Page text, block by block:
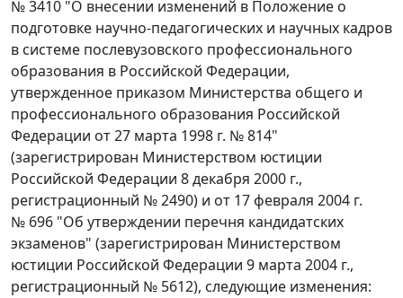
№ 3410 "О внесении изменений в Положение о
подготовке научно-педагогических и научных кадров
в системе послевузовского профессионального
образования в Российской Федерации,
утвержденное приказом Министерства общего и
профессионального образования Российской
Федерации от 27 марта 1998 г. № 814"
(зарегистрирован Министерством юстиции
Российской Федерации 8 декабря 2000 г.,
регистрационный № 2490) и от 17 февраля 2004 г.
№ 696 "Об утверждении перечня кандидатских
экзаменов" (зарегистрирован Министерством
юстиции Российской Федерации 9 марта 2004 г.,
регистрационный № 5612), следующие изменения: